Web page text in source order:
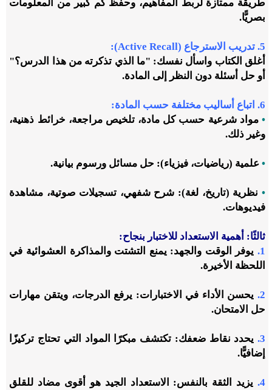
طريقة ممتازة لربط المفاهيم، وحفظ كم كبير من المعلومات
بصريًّا.
5. تدريب الاسترجاع ( Active Recall
):
أغلق الكتاب واسأل نفسك: "ما الذي تذكرته من هذا الدرس؟"
أو حل أسئلة دون النظر إلى المادة.
6. اتباع أساليب مختلفة حسب المادة:
• مواد شرعية حسب كل مادة، تلخيص مراجعة، خرائط ذهنية،
وغير ذلك.
• علمية (رياضيات، فيزياء): حل مسائل ورسوم بيانية.
• نظرية (تاريخ، لغة): شرح شفهي، تسجيلات صوتية، مشاهدة
فيديوهات.
ثالثًا: أهمية الاستعداد للاختبار بنجاح:
1.
يوفر الوقت والجهد: يمنع التشتت والمذاكرة العشوائية في
اللحظة الأخيرة.
2. يحسن الأداء في الاختبارات: يرفع الدرجات، ويتقن مهارات
حل الامتحان.
3. يحدد نقاط ضعفك: تكتشف مبكرًا المواد التي تحتاج تركيزًا
إضافيًّا.
4.
يزيد الثقة بالنفس: الاستعداد الجيد هو أقوى مضاد للقلق